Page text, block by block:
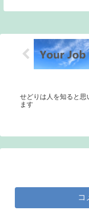
せどりは人を知ると思
ます
コ